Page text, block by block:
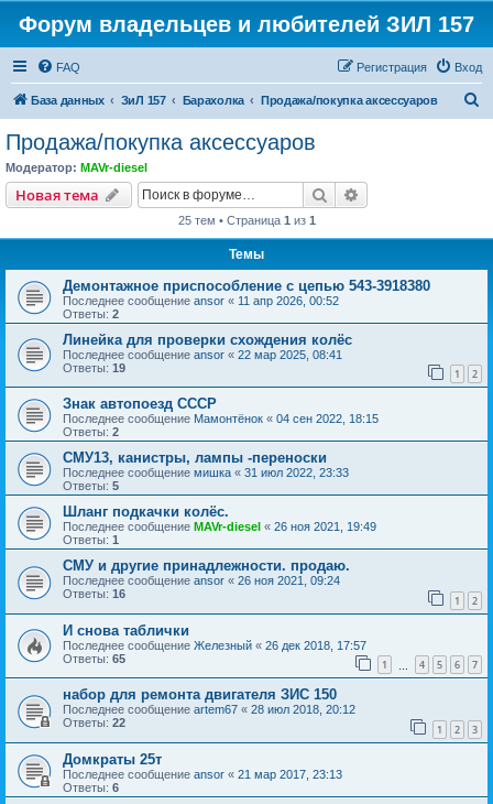
Форум владельцев и любителей ЗИЛ 157
FAQ Вход
Регистрация
База данных ЗиЛ 157 Барахолка Продажа/покупка аксессуаров
Продажа/покупка аксессуаров
Модератор: MAVr-diesel
Новая тема Поиск
25 тем • Страница 1 из 1
Темы
Демонтажное приспособление с цепью 543-3918380
Последнее сообщение ansor « 11 апр 2026, 00:52
Ответы: 2
Линейка для проверки схождения колёс
Последнее сообщение ansor « 22 мар 2025, 08:41
Ответы: 19 1 2
Знак автопоезд СССР
Последнее сообщение Мамонтёнок « 04 сен 2022, 18:15
Ответы: 2
СМУ13, канистры, лампы -переноски
Последнее сообщение мишка « 31 июл 2022, 23:33
Ответы: 5
Шланг подкачки колёс.
Последнее сообщение MAVr-diesel « 26 ноя 2021, 19:49
Ответы: 1
СМУ и другие принадлежности. продаю.
Последнее сообщение ansor « 26 ноя 2021, 09:24
Ответы: 16 1 2
И снова таблички
Последнее сообщение Железный « 26 дек 2018, 17:57
Ответы: 65 1 4 5 6 7
набор для ремонта двигателя ЗИС 150
Последнее сообщение artem67 « 28 июл 2018, 20:12
Ответы: 22 1 2 3
Домкраты 25т
Последнее сообщение ansor « 21 мар 2017, 23:13
Ответы: 6